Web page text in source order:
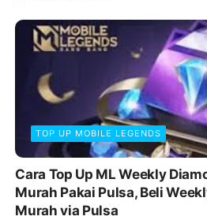
TOP UP MOBILE LEGENDS
Cara Top Up ML Weekly
Murah Pakai Pulsa, Beli
Murah via Pulsa